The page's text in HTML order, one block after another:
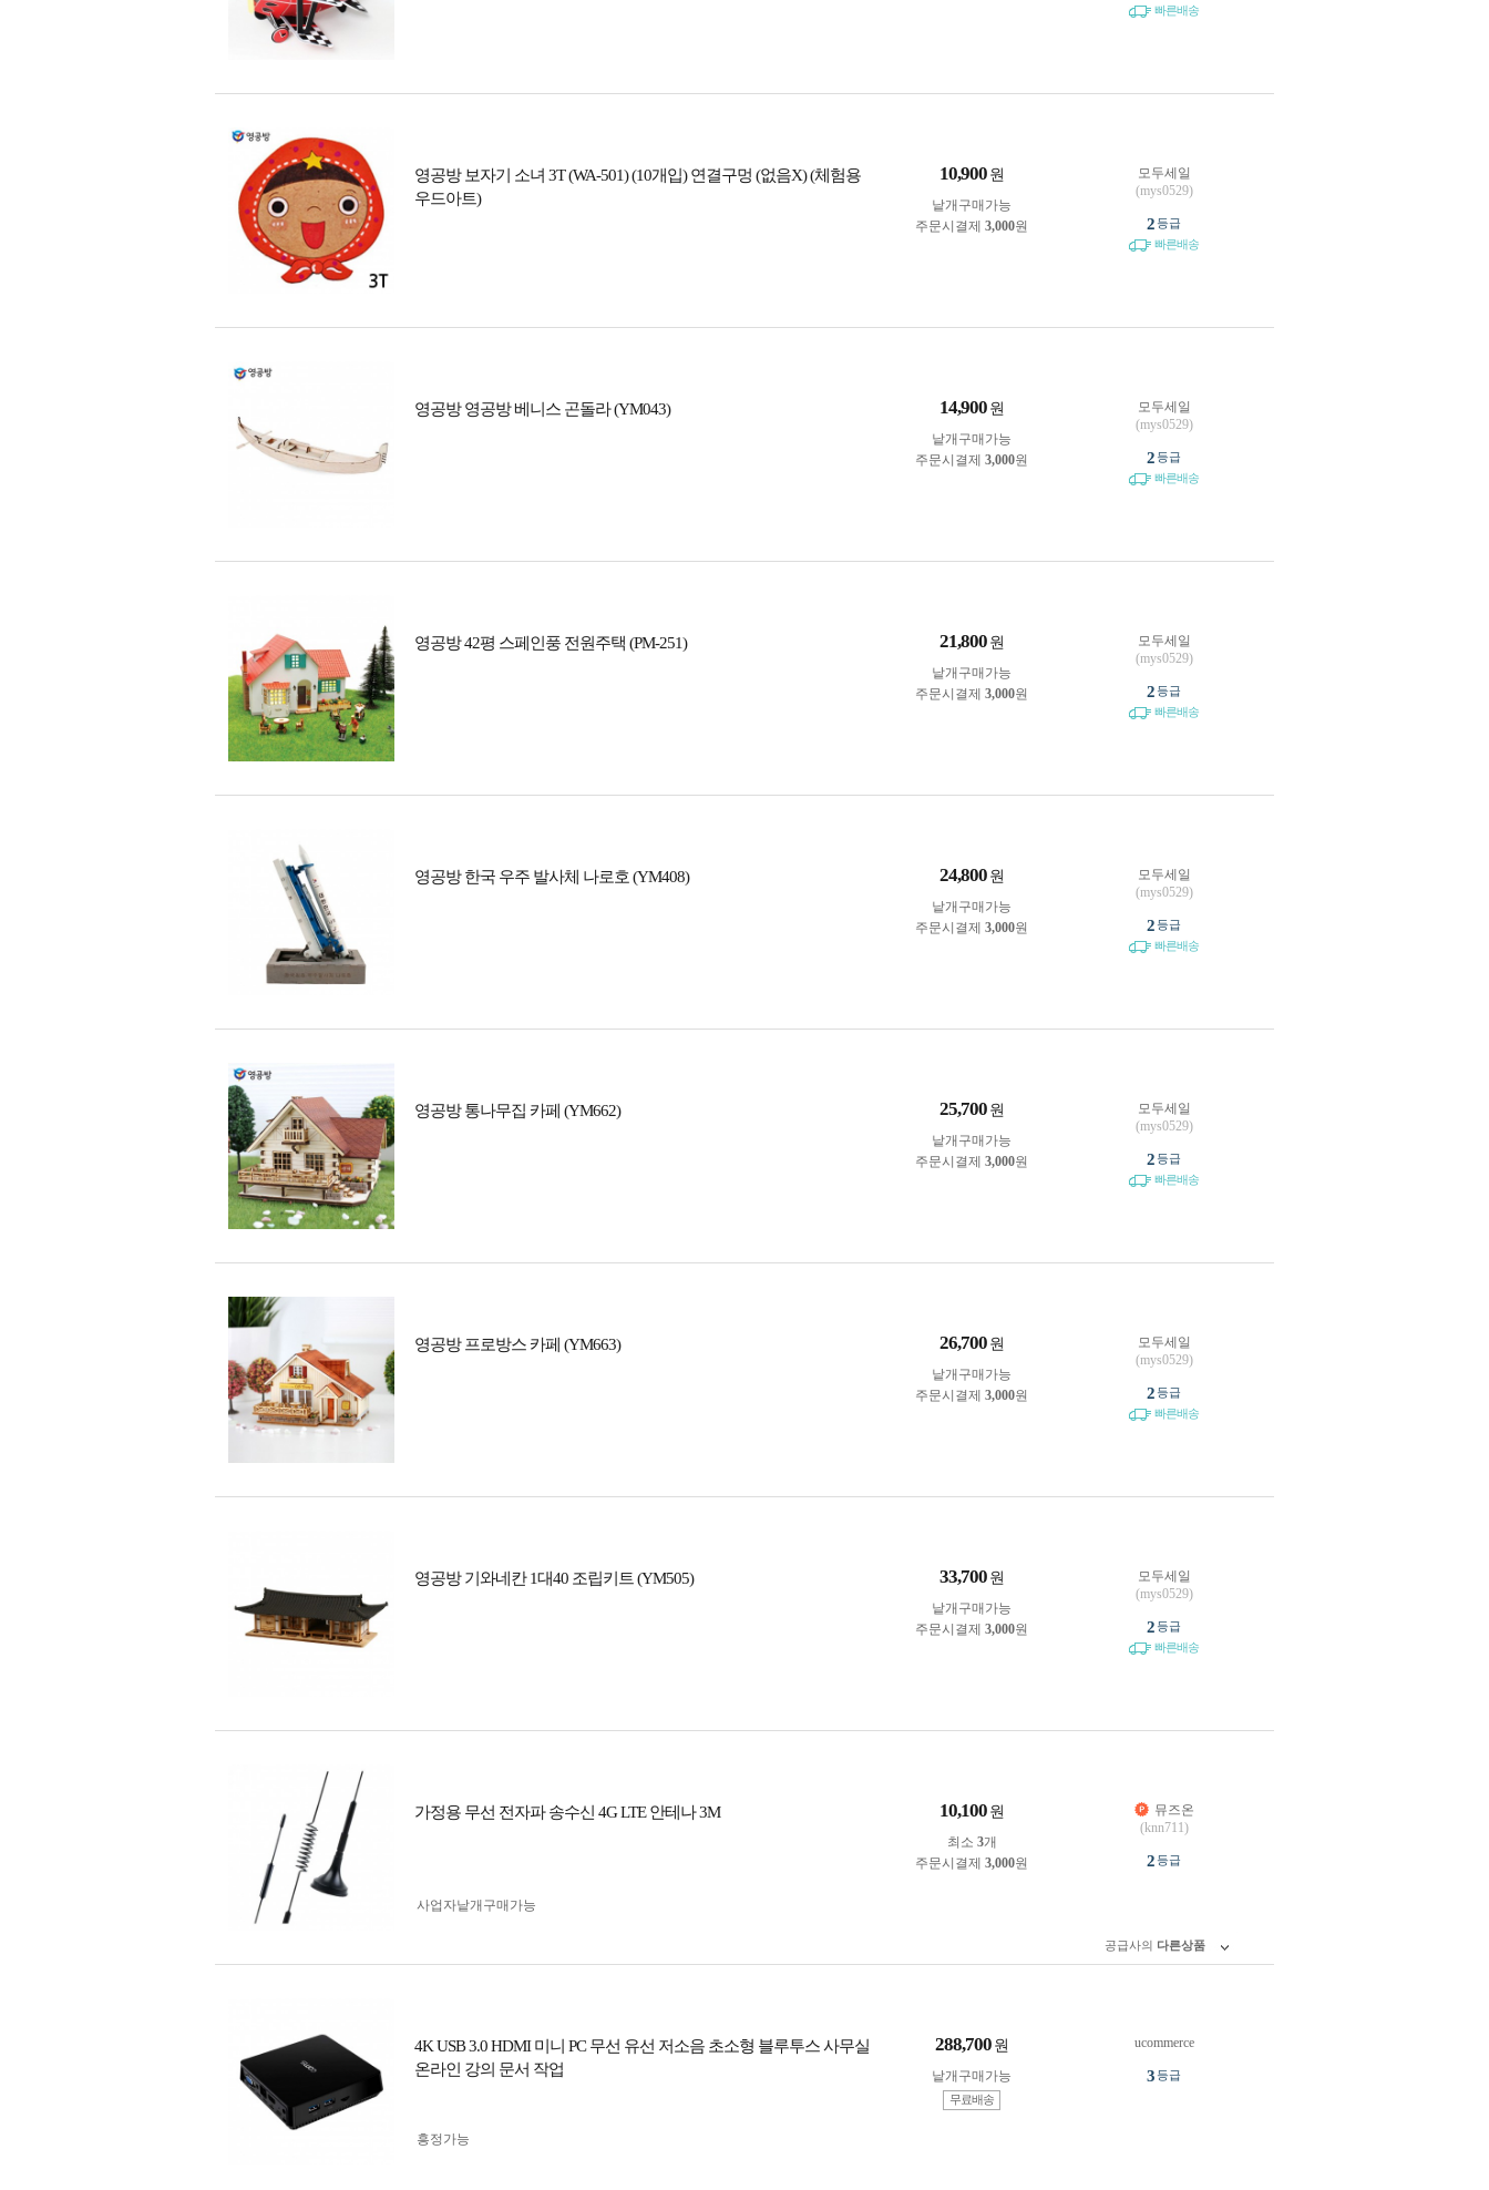
빠른배송
영공방 보자기 소녀 3T (WA-501) (10개입) 연결구멍 (없음X) (체험용
우드아트)
10,900 원
낱개구매가능
주문시결제 3,000원
모두세일
(mys0529)
2등급
빠른배송
영공방 영공방 베니스 곤돌라 (YM043) 14,900 원
낱개구매가능
주문시결제 3,000원
모두세일
(mys0529)
2등급
빠른배송
영공방 42평 스페인풍 전원주택 (PM-251) 21,800 원
낱개구매가능
주문시결제 3,000원
모두세일
(mys0529)
2등급
빠른배송
영공방 한국 우주 발사체 나로호 (YM408) 24,800 원
낱개구매가능
주문시결제 3,000원
모두세일
(mys0529)
2등급
빠른배송
영공방 통나무집 카페 (YM662) 25,700 원
낱개구매가능
주문시결제 3,000원
모두세일
(mys0529)
2등급
빠른배송
영공방 프로방스 카페 (YM663) 26,700 원
낱개구매가능
주문시결제 3,000원
모두세일
(mys0529)
2등급
빠른배송
영공방 기와네칸 1대40 조립키트 (YM505) 33,700 원
낱개구매가능
주문시결제 3,000원
모두세일
(mys0529)
2등급
빠른배송
가정용 무선 전자파 송수신 4G LTE 안테나 3M 10,100 원
최소 3개
주문시결제 3,000원
사업자 낱개구매가능
뮤즈온
(knn711)
2등급
공급사의 다른상품
4K USB 3.0 HDMI 미니 PC 무선 유선 저소음 초소형 블루투스 사무실
온라인 강의 문서 작업
288,700 원
낱개구매가능
무료배송
흥정가능
ucommerce
3등급